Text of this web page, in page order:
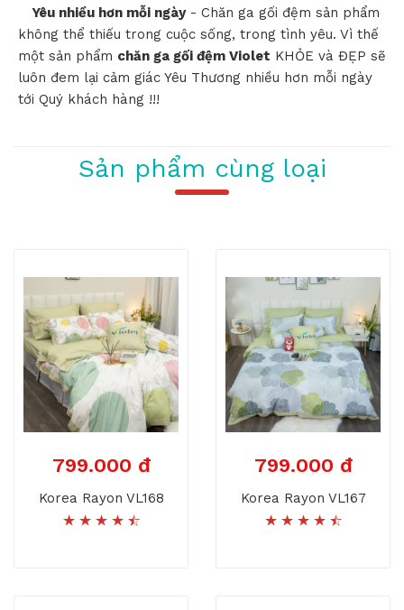
Yêu nhiều hơn mỗi ngày- Chăn ga gối đệm sản phẩm
không thể thiếu trong cuộc sống, trong tình yêu. Vì thế
một sản phẩm chăn ga gối đệm Violet KHỎE và ĐẸP sẽ
luôn đem lại cảm giác Yêu Thương nhiều hơn mỗi ngày
tới Quý khách hàng !!!
Sản phẩm cùng loại
799.000 đ
Korea Rayon VL168
799.000 đ
Korea Rayon VL167